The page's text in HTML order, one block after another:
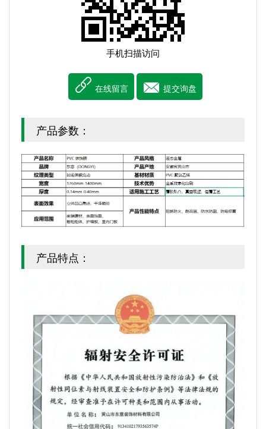
手机扫描访问
 在线留言  提交询盘
产品参数：
产品特点：